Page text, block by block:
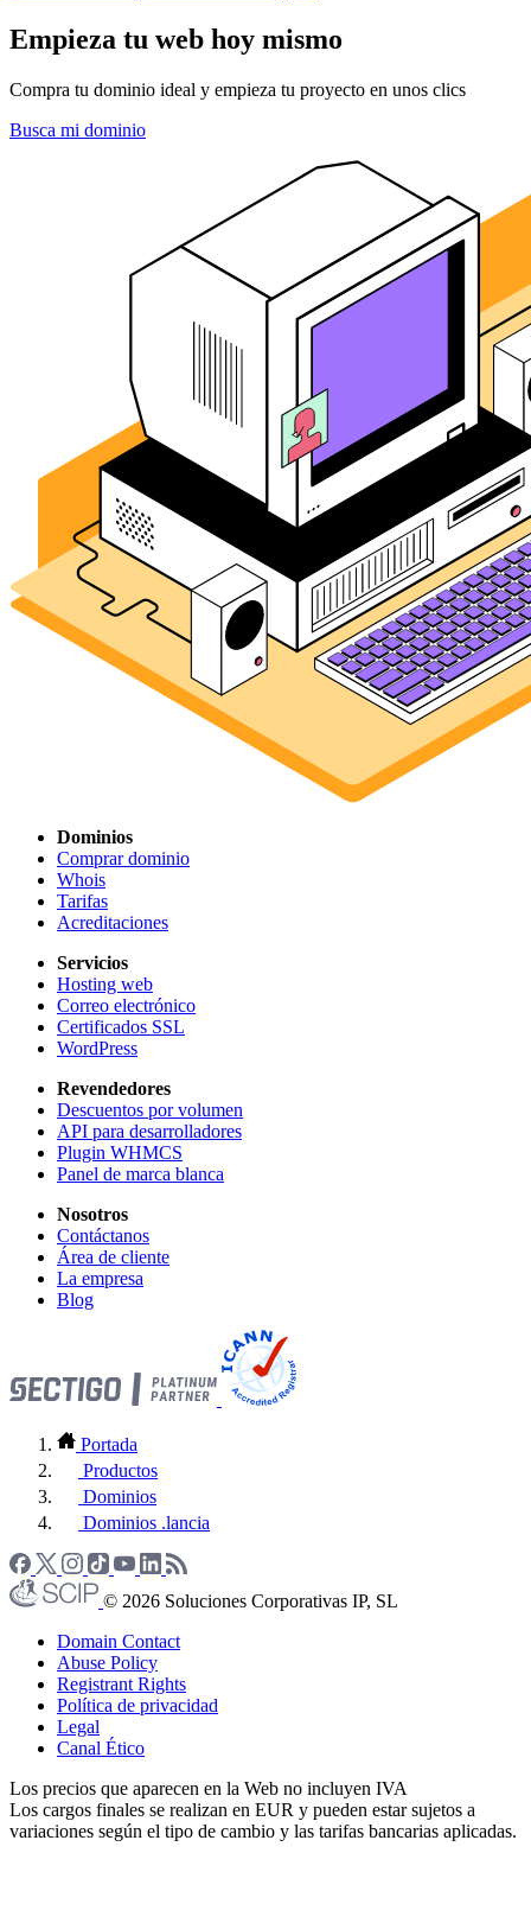
Empieza tu web hoy mismo
Compra tu dominio ideal y empieza tu proyecto en unos clics
Busca mi dominio
Dominios
Comprar dominio
Whois
Tarifas
Acreditaciones
Servicios
Hosting web
Correo electrónico
Certificados SSL
WordPress
Revendedores
Descuentos por volumen
API para desarrolladores
Plugin WHMCS
Panel de marca blanca
Nosotros
Contáctanos
Área de cliente
La empresa
Blog
Portada
Productos
Dominios
Dominios .lancia
© 2026 Soluciones Corporativas IP, SL
Domain Contact
Abuse Policy
Registrant Rights
Política de privacidad
Legal
Canal Ético
Los precios que aparecen en la Web no incluyen IVA
Los cargos finales se realizan en EUR y pueden estar sujetos a
variaciones según el tipo de cambio y las tarifas bancarias aplicadas.